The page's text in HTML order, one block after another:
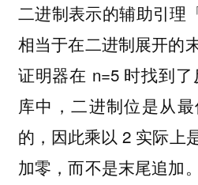
二进制表示的辅助引理
相当于在二进制展开的
证明器在 n=5 时找到
库中，二进制位是从
的，因此乘以 2 实际上
加零，而不是末尾追加